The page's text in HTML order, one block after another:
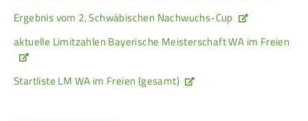
Ergebnis vom 2, Schwäbischen Nachwuchs-Cup
aktuelle Limitzahlen Bayerische Meisterschaft WA im Freien
Startliste LM WA im Freien (gesamt)
Schützensport
Meisterschaften
Bogen
Schützen Jugend
Sommerbiathlon